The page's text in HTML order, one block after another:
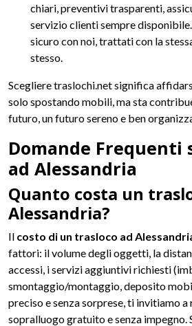
chiari, preventivi trasparenti,
servizio clienti sempre
sicuro con noi, trattati con la
stesso.
Scegliere traslochi.net significa
solo spostando mobili, ma sta
futuro, un futuro sereno e ben
Domande Frequenti
ad Alessandria
Quanto costa un
Alessandria?
Il costo di un trasloco ad
fattori: il volume degli oggetti, la
accessi, i servizi aggiuntivi richiesti
smontaggio/montaggio, deposito
preciso e senza sorprese, ti invitiamo a
sopralluogo gratuito e senza impegno.